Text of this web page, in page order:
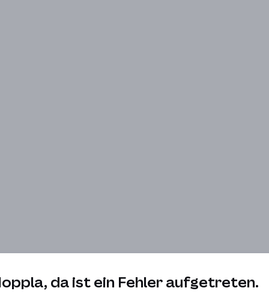
da ist ein Fehler aufgetreten.